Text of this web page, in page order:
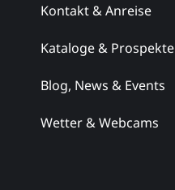
Kontakt & Anreise
Kataloge & Prospekte
Blog, News & Events
Wetter & Webcams